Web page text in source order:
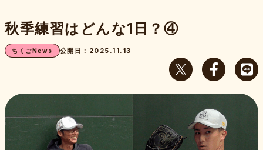
索:
ちくごNews
上杉あずさのスコアブック
秋季練習はどんな1日？④
ちくごNews 公開日：2025.11.13